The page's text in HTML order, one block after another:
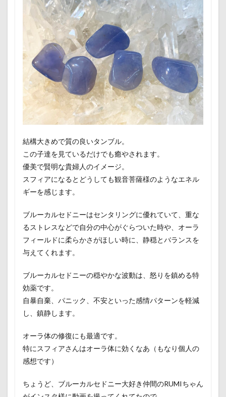
結構大きめで質の良いタンブル。
この子達を見ているだけでも癒やされます。
優美で賢明な貴婦人のイメージ。
スフィアになるとどうしても観音菩薩様のようなエネル
ギーを感じます。
ブルーカルセドニーはセンタリングに優れていて、重な
るストレスなどで自分の中心がぐらついた時や、オーラ
フィールドに柔らかさがほしい時に、静穏とバランスを
与えてくれます。
ブルーカルセドニーの穏やかな波動は、怒りを鎮める特
効薬です。
自暴自棄、パニック、不安といった感情パターンを軽減
し、鎮静します。
オーラ体の修復にも最適です。
特にスフィアさんはオーラ体に効くなあ（もなり個人の
感想です）
ちょうど、ブルーカルセドニー大好き仲間のRUMIちゃん